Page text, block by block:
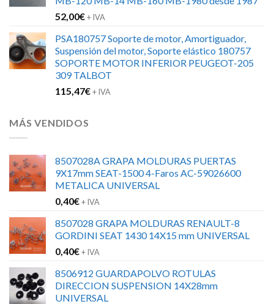
52,00€+ IVA
PSA180757 Soporte de motor, Amortiguador,
Suspensión del motor, Soporte elástico 180757
SOPORTE MOTOR INFERIOR PEUGEOT-205
309 TALBOT
115,47€+ IVA
MÁS VENDIDOS
8507028A GRAPA MOLDURAS PUERTAS
9X17mm SEAT-1500 4-Faros AC-59026600
METALICA UNIVERSAL
0,40€+ IVA
8507028 GRAPA MOLDURAS RENAULT-8
GORDINI SEAT 1430 14X15 mm UNIVERSAL
0,40€+ IVA
8506912 GUARDAPOLVO ROTULAS
DIRECCION SUSPENSION 14X28mm
UNIVERSAL